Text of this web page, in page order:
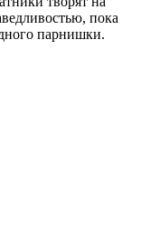
пока
парнишки.